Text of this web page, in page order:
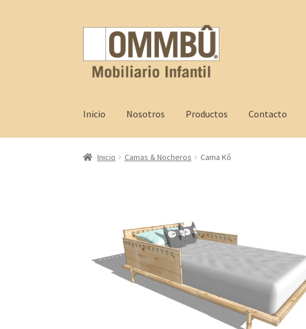
Skip
navigation
Skip
content
Inicio Nosotros Productos Contacto
Inicio Contacto FAQ NosotrosProductos
Inicio Camas & Nocheros Cama Kô